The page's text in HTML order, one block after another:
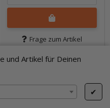
und Artikel für Deinen
✔
Frage zum Artikel